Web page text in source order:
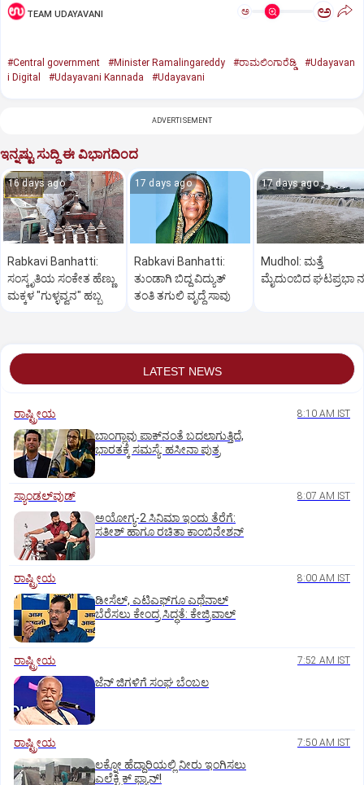
TEAM UDAYAVANI ಅ ಅ
#Central government #Minister Ramalingareddy #ರಾಮಲಿಂಗಾರೆಡ್ಡಿ
#Udayavan
i Digital
#Udayavani Kannada #Udayavani
ADVERTISEMENT
ಇನ್ನಷ್ಟು ಸುದ್ದಿ ಈ ವಿಭಾಗದಿಂದ
16 days ago
Rabkavi Banhatti:
ಸಂಸ್ಕೃತಿಯ ಸಂಕೇತ ಹೆಣ್ಣು
ಮಕ್ಕಳ "ಗುಳ್ಳವ್ವನ" ಹಬ್ಬ
17 days ago
Rabkavi Banhatti:
ತುಂಡಾಗಿ ಬಿದ್ದ ವಿದ್ಯುತ್
ತಂತಿ ತಗುಲಿ ವೃದ್ಧೆ ಸಾವು
17 days ago
Mudhol: ಮತ್ತೆ
ಮೈದುಂಬಿದ ಘಟಪ್ರಭಾ
LATEST NEWS
ರಾಷ್ಟ್ರೀಯ 8:10 AM IST
ಬಾಂಗ್ಲಾವು ಪಾಕ್‌ನಂತೆ ಬದಲಾಗುತ್ತಿದೆ,
ಭಾರತಕ್ಕೆ ಸಮಸ್ಯೆ: ಹಸೀನಾ ಪುತ್ರ
ಸ್ಯಾಂಡಲ್‌ವುಡ್‌ 8:07 AM IST
ಅಯೋಗ್ಯ-2 ಸಿನಿಮಾ ಇಂದು ತೆರೆಗೆ:
ಸತೀಶ್‌ ಹಾಗೂ ರಚಿತಾ ಕಾಂಬಿನೇಶನ್‌
ರಾಷ್ಟ್ರೀಯ 8:00 AM IST
ಡೀಸೆಲ್‌, ಎಟಿಎಫ್‌ಗೂ ಎಥೆನಾಲ್‌
ಬೆರೆಸಲು ಕೇಂದ್ರ ಸಿದ್ಧತೆ: ಕೇಜ್ರಿವಾಲ್‌
ರಾಷ್ಟ್ರೀಯ 7:52 AM IST
ಜೆನ್‌ ಜಿಗಳಿಗೆ ಸಂಘ ಬೆಂಬಲ
ರಾಷ್ಟ್ರೀಯ 7:50 AM IST
ಲಕ್ನೋ ಹೆದ್ದಾರಿಯಲ್ಲಿ ನೀರು ಇಂಗಿಸಲು
ಎಲೆಕ್ಟ್ರಿಕ್‌ ಫ್ಯಾನ್‌!